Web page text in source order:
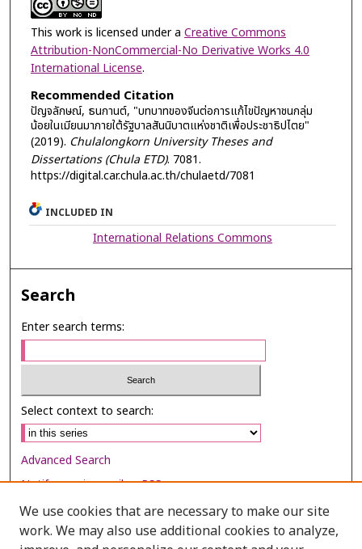
This work is licensed under a Creative Commons
Attribution-NonCommercial-No Derivative Works 4.0
International License.
Recommended Citation
ปัญจลักษณ์, ธนกานต์, "บทบาทของจีนต่อการแก้ไขปัญหาชนกลุ่ม
น้อยในเมียนมาภายใต้รัฐบาลสันนิบาตแห่งชาติเพื่อประชาธิปไตย"
(2019). Chulalongkorn University Theses and
Dissertations (Chula ETD). 7081.
https://digital.car.chula.ac.th/chulaetd/7081
INCLUDED IN
International Relations Commons
Search
Enter search terms:
Select context to search:
Advanced Search
Notify me via email orRSS
Browse
We use cookies that are necessary to make our site
work. We may also use additional cookies to analyze,